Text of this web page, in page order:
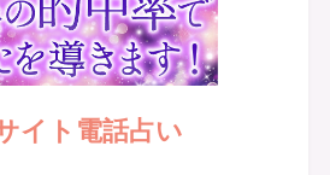
イト電話占い